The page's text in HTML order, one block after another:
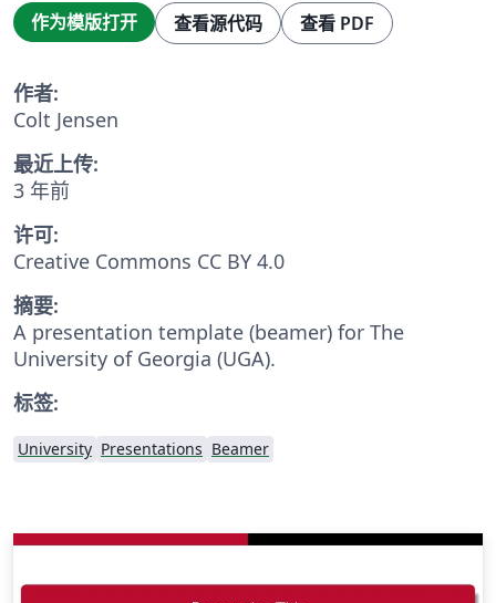
作为模版打开 查看源代码 查看 PDF
作者:
Colt Jensen
最近上传:
3 年前
许可:
Creative Commons CC BY 4.0
摘要:
A presentation template (beamer) for The
University of Georgia (UGA).
标签:
University Presentations Beamer